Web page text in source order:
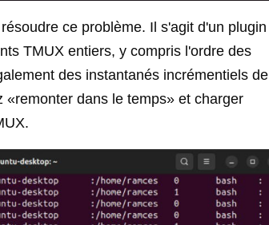
ce problème. Il s'agit d'un plugin
TMUX entiers, y compris l'ordre des
des instantanés incrémentiels de
dans le temps» et charger